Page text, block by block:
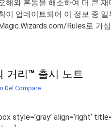
해와 혼동을 해소하여 더 큰
이 업데이트되어 이 정보 중
Rules로 가
거리™ 출시 노트
Del Compare
style=’gray’ align=’right’